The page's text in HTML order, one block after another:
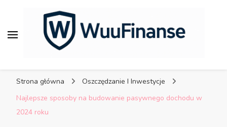
porady dla bezpiecznych
finansów.
porady dla bezpiecznych
finansów.
Strona główna
Oszczędzanie I Inwestycje
Najlepsze sposoby na budowanie pasywnego dochodu w
2024 roku